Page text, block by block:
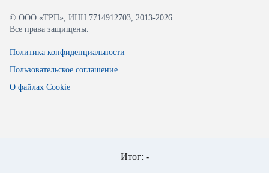
Итог: -
© ООО «ТРП», ИНН 7714912703, 2013-2026
Все права защищены.
Политика конфиденциальности
Пользовательское соглашение
О файлах Cookie